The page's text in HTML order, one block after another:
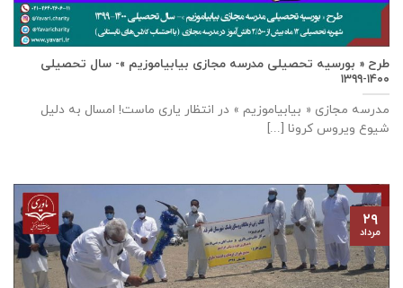
طرح « بورسیه تحصیلی مدرسه مجازی بیابیاموزیم »- سال تحصیلی
۱۴۰۰-۱۳۹۹
مدرسه مجازی « بیابیاموزیم » در انتظار یاری ماست! امسال به دلیل
شیوع ویروس کرونا [...]
۲۹
مرداد